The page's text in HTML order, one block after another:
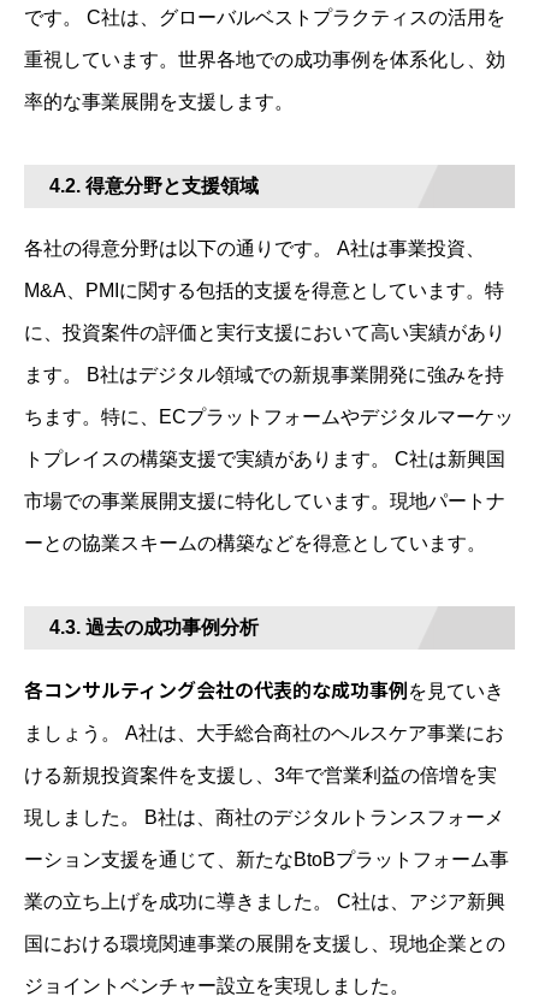
です。 C社は、グローバルベストプラクティスの活用を
重視しています。世界各地での成功事例を体系化し、効
率的な事業展開を支援します。
4.2. 得意分野と支援領域
各社の得意分野は以下の通りです。 A社は事業投資、
M&A、PMIに関する包括的支援を得意としています。特
に、投資案件の評価と実行支援において高い実績があり
ます。 B社はデジタル領域での新規事業開発に強みを持
ちます。特に、ECプラットフォームやデジタルマーケッ
トプレイスの構築支援で実績があります。 C社は新興国
市場での事業展開支援に特化しています。現地パートナ
ーとの協業スキームの構築などを得意としています。
4.3. 過去の成功事例分析
各コンサルティング会社の代表的な成功事例を見ていき
ましょう。 A社は、大手総合商社のヘルスケア事業にお
ける新規投資案件を支援し、3年で営業利益の倍増を実
現しました。 B社は、商社のデジタルトランスフォーメ
ーション支援を通じて、新たなBtoBプラットフォーム事
業の立ち上げを成功に導きました。 C社は、アジア新興
国における環境関連事業の展開を支援し、現地企業との
ジョイントベンチャー設立を実現しました。